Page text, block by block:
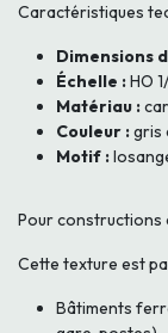
Caractéristiques
Dimensions
Échelle :HO
Matériau :
Couleur :gris
Motif :
Pour
Cette texture est
Bâtiments